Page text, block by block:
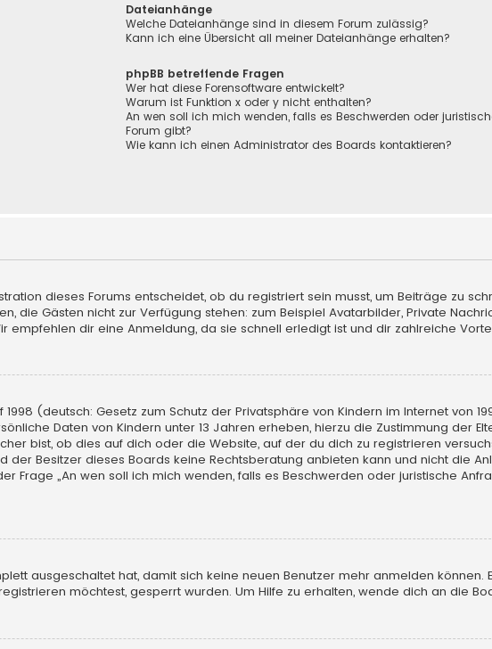
Dateianhänge
Welche Dateianhänge sind in diesem Forum zulässig?
Kann ich eine Übersicht all meiner Dateianhänge erhalten?
phpBB betreffende Fragen
Wer hat diese Forensoftware entwickelt?
Warum ist Funktion x oder y nicht enthalten?
An wen soll ich mich wenden, falls es Beschwerden oder
Forum gibt?
Wie kann ich einen Administrator des Boards kontaktieren?
dieses Forums entscheidet, ob du registriert sein musst, um Beiträge zu
die Gästen nicht zur Verfügung stehen: zum Beispiel Avatarbilder, Private
empfehlen dir eine Anmeldung, da sie schnell erledigt ist und dir zahlreiche
(deutsch: Gesetz zum Schutz der Privatsphäre von Kindern im Internet von
Daten von Kindern unter 13 Jahren erheben, hierzu die Zustimmung der
bist, ob dies auf dich oder die Website, auf der du dich zu registrieren
der Besitzer dieses Boards keine Rechtsberatung anbieten kann und nicht die
Frage „An wen soll ich mich wenden, falls es Beschwerden oder juristische
ausgeschaltet hat, damit sich keine neuen Benutzer mehr anmelden können.
möchtest, gesperrt wurden. Um Hilfe zu erhalten, wende dich an die